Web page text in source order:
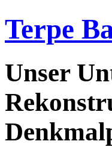
Terpe
Unser